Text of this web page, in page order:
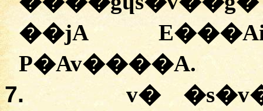
��jA
P�Av����A.
7.
v��